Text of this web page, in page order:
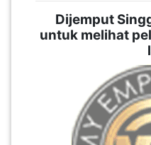
Dijemput
untuk melihat